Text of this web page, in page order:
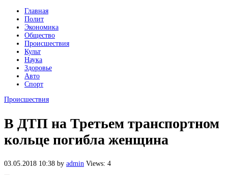
Главная
Полит
Экономика
Общество
Происшествия
Культ
Наука
Здоровье
Авто
Спорт
Происшествия
В ДТП на Третьем транспортном
кольце погибла женщина
03.05.2018 10:38 by admin Views: 4